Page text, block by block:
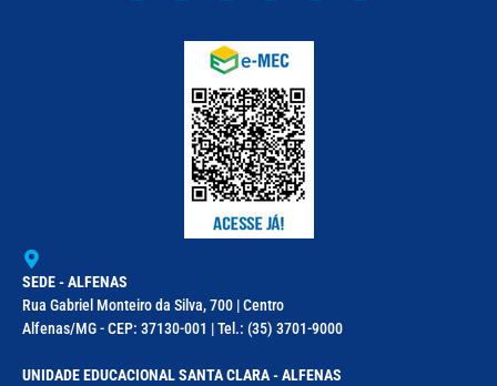
SEDE - ALFENAS
Rua Gabriel Monteiro da Silva, 700 | Centro
Alfenas/MG - CEP: 37130-001 | Tel.: (35) 3701-9000
UNIDADE EDUCACIONAL SANTA CLARA - ALFENAS